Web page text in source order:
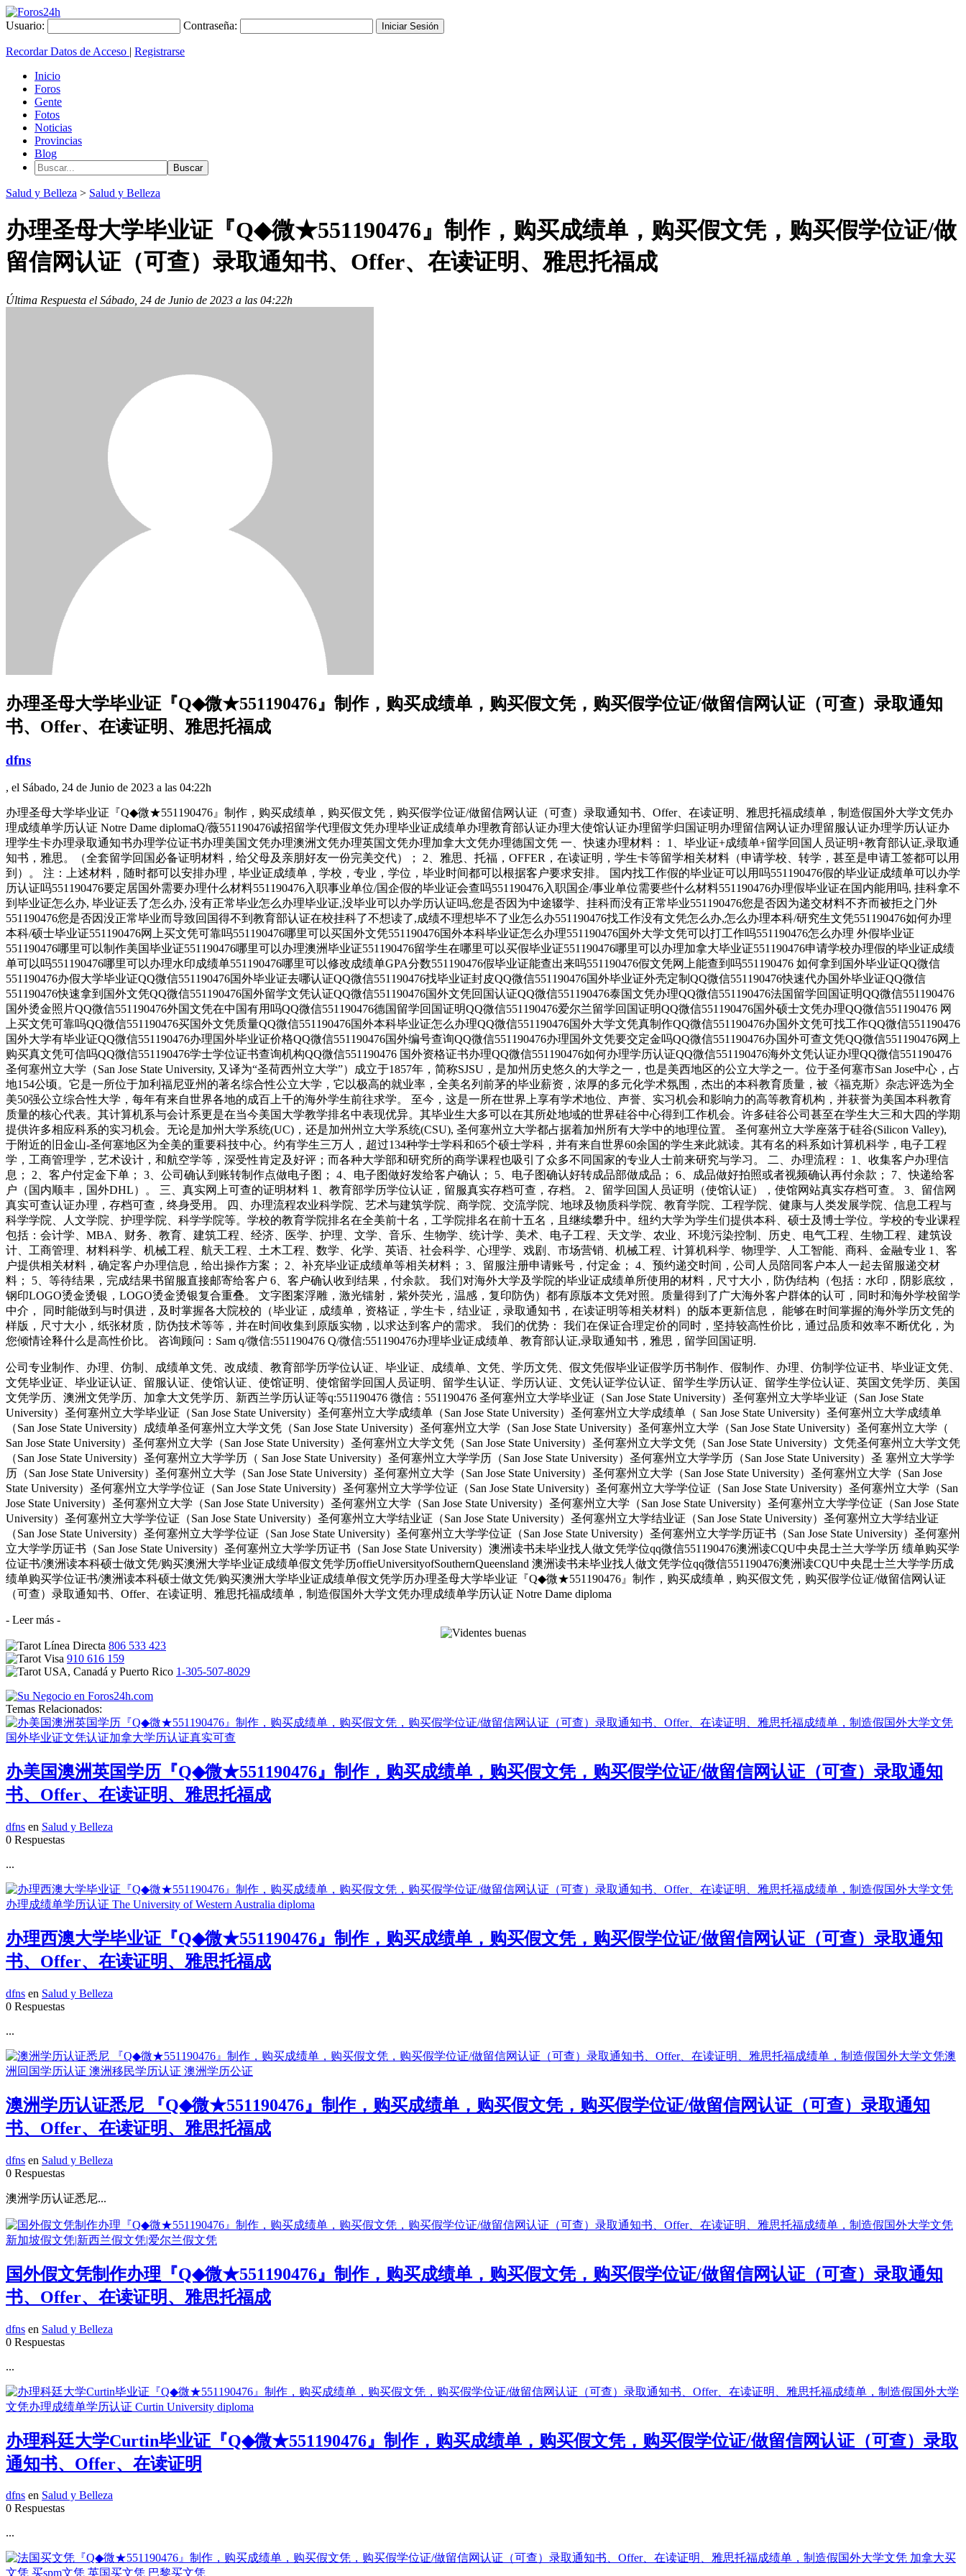
Usuario: Contraseña:
Recordar Datos de Acceso | Registrarse
Inicio
Foros
Gente
Fotos
Noticias
Provincias
Blog
Salud y Belleza > Salud y Belleza
办理圣母大学毕业证『Q◆微★551190476』制作，购买成绩单，购买假文凭，购买假学位证/做
留信网认证（可查）录取通知书、Offer、在读证明、雅思托福成
Última Respuesta el Sábado, 24 de Junio de 2023 a las 04:22h
办理圣母大学毕业证『Q◆微★551190476』制作，购买成绩单，购买假文凭，购买假学位证/做留信网认证（可查）录取通知
书、Offer、在读证明、雅思托福成
dfns
, el Sábado, 24 de Junio de 2023 a las 04:22h
办理圣母大学毕业证『Q◆微★551190476』制作，购买成绩单，购买假文凭，购买假学位证/做留信网认证（可查）录取通知书、Offer、在读证明、雅思托福成绩单，制造假国外大学文凭办
理成绩单学历认证 Notre Dame diplomaQ/薇551190476诚招留学代理假文凭办理毕业证成绩单办理教育部认证办理大使馆认证办理留学归国证明办理留信网认证办理留服认证办理学历认证办
理学生卡办理录取通知书办理学位证书办理美国文凭办理澳洲文凭办理英国文凭办理加拿大文凭办理德国文凭 一、快速办理材料： 1、毕业证+成绩单+留学回国人员证明+教育部认证,录取通
知书，雅思。（全套留学回国必备证明材料，给父母及亲朋好友一份完美交代）； 2、雅思、托福，OFFER，在读证明，学生卡等留学相关材料（申请学校、转学，甚至是申请工签都可以用
到）。 注：上述材料，随时都可以安排办理，毕业证成绩单，学校，专业，学位，毕业时间都可以根据客户要求安排。 国内找工作假的毕业证可以用吗551190476假的毕业证成绩单可以办学
历认证吗551190476要定居国外需要办理什么材料551190476入职事业单位/国企假的毕业证会查吗551190476入职国企/事业单位需要些什么材料551190476办理假毕业证在国内能用吗, 挂科拿不
到毕业证怎么办, 毕业证丢了怎么办, 没有正常毕业怎么办理毕业证,没毕业可以办学历认证吗,您是否因为中途辍学、挂科而没有正常毕业551190476您是否因为递交材料不齐而被拒之门外
551190476您是否因没正常毕业而导致回国得不到教育部认证在校挂科了不想读了,成绩不理想毕不了业怎么办551190476找工作没有文凭怎么办,怎么办理本科/研究生文凭551190476如何办理
本科/硕士毕业证551190476网上买文凭可靠吗551190476哪里可以买国外文凭551190476国外本科毕业证怎么办理551190476国外大学文凭可以打工作吗551190476怎么办理 外假毕业证
551190476哪里可以制作美国毕业证551190476哪里可以办理澳洲毕业证551190476留学生在哪里可以买假毕业证551190476哪里可以办理加拿大毕业证551190476申请学校办理假的毕业证成绩
单可以吗551190476哪里可以办理水印成绩单551190476哪里可以修改成绩单GPA分数551190476假毕业证能查出来吗551190476假文凭网上能查到吗551190476 如何拿到国外毕业证QQ微信
551190476办假大学毕业证QQ微信551190476国外毕业证去哪认证QQ微信551190476找毕业证封皮QQ微信551190476国外毕业证外壳定制QQ微信551190476快速代办国外毕业证QQ微信
551190476快速拿到国外文凭QQ微信551190476国外留学文凭认证QQ微信551190476国外文凭回国认证QQ微信551190476泰国文凭办理QQ微信551190476法国留学回国证明QQ微信551190476
国外烫金照片QQ微信551190476外国文凭在中国有用吗QQ微信551190476德国留学回国证明QQ微信551190476爱尔兰留学回国证明QQ微信551190476国外硕士文凭办理QQ微信551190476 网
上买文凭可靠吗QQ微信551190476买国外文凭质量QQ微信551190476国外本科毕业证怎么办理QQ微信551190476国外大学文凭真制作QQ微信551190476办国外文凭可找工作QQ微信551190476
国外大学有毕业证QQ微信551190476办理国外毕业证价格QQ微信551190476国外编号查询QQ微信551190476办理国外文凭要交定金吗QQ微信551190476办国外可查文凭QQ微信551190476网上
购买真文凭可信吗QQ微信551190476学士学位证书查询机构QQ微信551190476 国外资格证书办理QQ微信551190476如何办理学历认证QQ微信551190476海外文凭认证办理QQ微信551190476
圣何塞州立大学（San Jose State University, 又译为“圣荷西州立大学”）成立于1857年，简称SJSU，是加州历史悠久的大学之一，也是美西地区的公立大学之一。位于圣何塞市San Jose中心，占
地154公顷。它是一所位于加利福尼亚州的著名综合性公立大学，它以极高的就业率，全美名列前茅的毕业薪资，浓厚的多元化学术氛围，杰出的本科教育质量，被《福克斯》杂志评选为全
美50强公立综合性大学，每年有来自世界各地的成百上千的海外学生前往求学。 至今，这是一所在世界上享有学术地位、声誉、实习机会和影响力的高等教育机构，并获誉为美国本科教育
质量的核心代表。其计算机系与会计系更是在当今美国大学教学排名中表现优异。其毕业生大多可以在其所处地域的世界硅谷中心得到工作机会。许多硅谷公司甚至在学生大三和大四的学期
提供许多相应科系的实习机会。无论是加州大学系统(UC)，还是加州州立大学系统(CSU), 圣何塞州立大学都占据着加州所有大学中的地理位置。 圣何塞州立大学座落于硅谷(Silicon Valley),
于附近的旧金山-圣何塞地区为全美的重要科技中心。约有学生三万人，超过134种学士学科和65个硕士学科，并有来自世界60余国的学生来此就读。其有名的科系如计算机科学，电子工程
学，工商管理学，艺术设计，和航空学等，深受性肯定及好评；而各种大学部和研究所的商学课程也吸引了众多不同国家的专业人士前来研究与学习。 二、办理流程： 1、收集客户办理信
息； 2、客户付定金下单； 3、公司确认到账转制作点做电子图； 4、电子图做好发给客户确认； 5、电子图确认好转成品部做成品； 6、成品做好拍照或者视频确认再付余款； 7、快递给客
户（国内顺丰，国外DHL）。 三、真实网上可查的证明材料 1、教育部学历学位认证，留服真实存档可查，存档。 2、留学回国人员证明（使馆认证），使馆网站真实存档可查。 3、留信网
真实可查认证办理，存档可查，终身受用。 四、办理流程农业科学院、艺术与建筑学院、商学院、交流学院、地球及物质科学院、教育学院、工程学院、健康与人类发展学院、信息工程与
科学学院、人文学院、护理学院、科学学院等。学校的教育学院排名在全美前十名，工学院排名在前十五名，且继续攀升中。纽约大学为学生们提供本科、硕士及博士学位。学校的专业课程
包括：会计学、MBA、财务、教育、建筑工程、经济、医学、护理、文学、音乐、生物学、统计学、美术、电子工程、天文学、农业、环境污染控制、历史、电气工程、生物工程、建筑设
计、工商管理、材料科学、机械工程、航天工程、土木工程、数学、化学、英语、社会科学、心理学、戏剧、市场营销、机械工程、计算机科学、物理学、人工智能、商科、金融专业 1、客
户提供相关材料，确定客户办理信息，给出操作方案； 2、补充毕业证成绩单等相关材料； 3、留服注册申请账号，付定金； 4、预约递交时间，公司人员陪同客户本人一起去留服递交材
料； 5、等待结果，完成结果书留服直接邮寄给客户 6、客户确认收到结果，付余款。 我们对海外大学及学院的毕业证成绩单所使用的材料，尺寸大小，防伪结构（包括：水印，阴影底纹，
钢印LOGO烫金烫银，LOGO烫金烫银复合重叠。 文字图案浮雕，激光镭射，紫外荧光，温感，复印防伪）都有原版本文凭对照。质量得到了广大海外客户群体的认可，同时和海外学校留学
中介， 同时能做到与时俱进，及时掌握各大院校的（毕业证，成绩单，资格证，学生卡，结业证，录取通知书，在读证明等相关材料）的版本更新信息， 能够在时间掌握的海外学历文凭的
样版，尺寸大小，纸张材质，防伪技术等等，并在时间收集到原版实物，以求达到客户的需求。 我们的优势： 我们在保证合理定价的同时，坚持较高性价比，通过品质和效率不断优化，为
您倾情诠释什么是高性价比。 咨询顾问：Sam q/微信:551190476 Q/微信:551190476办理毕业证成绩单、教育部认证,录取通知书，雅思，留学回国证明.
公司专业制作、办理、仿制、成绩单文凭、改成绩、教育部学历学位认证、毕业证、成绩单、文凭、学历文凭、假文凭假毕业证假学历书制作、假制作、办理、仿制学位证书、毕业证文凭、
文凭毕业证、毕业证认证、留服认证、使馆认证、使馆证明、使馆留学回国人员证明、留学生认证、学历认证、文凭认证学位认证、留学生学历认证、留学生学位认证、英国文凭学历、美国
文凭学历、澳洲文凭学历、加拿大文凭学历、新西兰学历认证等q:551190476 微信：551190476 圣何塞州立大学毕业证（San Jose State University）圣何塞州立大学毕业证（San Jose State
University）圣何塞州立大学毕业证（San Jose State University）圣何塞州立大学成绩单（San Jose State University）圣何塞州立大学成绩单（ San Jose State University）圣何塞州立大学成绩单
（San Jose State University）成绩单圣何塞州立大学文凭（San Jose State University）圣何塞州立大学（San Jose State University）圣何塞州立大学（San Jose State University）圣何塞州立大学（
San Jose State University）圣何塞州立大学（San Jose State University）圣何塞州立大学文凭（San Jose State University）圣何塞州立大学文凭（San Jose State University）文凭圣何塞州立大学文凭
（San Jose State University）圣何塞州立大学学历（ San Jose State University）圣何塞州立大学学历（San Jose State University）圣何塞州立大学学历（San Jose State University）圣 塞州立大学学
历（San Jose State University）圣何塞州立大学（San Jose State University）圣何塞州立大学（San Jose State University）圣何塞州立大学（San Jose State University）圣何塞州立大学（San Jose
State University）圣何塞州立大学学位证（San Jose State University）圣何塞州立大学学位证（San Jose State University）圣何塞州立大学学位证（San Jose State University）圣何塞州立大学（San
Jose State University）圣何塞州立大学（San Jose State University）圣何塞州立大学（San Jose State University）圣何塞州立大学（San Jose State University）圣何塞州立大学学位证（San Jose State
University）圣何塞州立大学学位证（San Jose State University）圣何塞州立大学结业证（San Jose State University）圣何塞州立大学结业证（San Jose State University）圣何塞州立大学结业证
（San Jose State University）圣何塞州立大学学位证（San Jose State University）圣何塞州立大学学位证（San Jose State University）圣何塞州立大学学历证书（San Jose State University）圣何塞州
立大学学历证书（San Jose State University）圣何塞州立大学学历证书（San Jose State University）澳洲读书未毕业找人做文凭学位qq微信551190476澳洲读CQU中央昆士兰大学学历 绩单购买学
位证书/澳洲读本科硕士做文凭/购买澳洲大学毕业证成绩单假文凭学历offieUniversityofSouthernQueensland 澳洲读书未毕业找人做文凭学位qq微信551190476澳洲读CQU中央昆士兰大学学历成
绩单购买学位证书/澳洲读本科硕士做文凭/购买澳洲大学毕业证成绩单假文凭学历办理圣母大学毕业证『Q◆微★551190476』制作，购买成绩单，购买假文凭，购买假学位证/做留信网认证
（可查）录取通知书、Offer、在读证明、雅思托福成绩单，制造假国外大学文凭办理成绩单学历认证 Notre Dame diploma
- Leer más -
806 533 423
910 616 159
1-305-507-8029
Temas Relacionados:
办美国澳洲英国学历『Q◆微★551190476』制作，购买成绩单，购买假文凭，购买假学位证/做留信网认证（可查）录取通知
书、Offer、在读证明、雅思托福成
dfns en Salud y Belleza
0 Respuestas
...
办理西澳大学毕业证『Q◆微★551190476』制作，购买成绩单，购买假文凭，购买假学位证/做留信网认证（可查）录取通知
书、Offer、在读证明、雅思托福成
dfns en Salud y Belleza
0 Respuestas
...
澳洲学历认证悉尼 『Q◆微★551190476』制作，购买成绩单，购买假文凭，购买假学位证/做留信网认证（可查）录取通知
书、Offer、在读证明、雅思托福成
dfns en Salud y Belleza
0 Respuestas
澳洲学历认证悉尼...
国外假文凭制作办理『Q◆微★551190476』制作，购买成绩单，购买假文凭，购买假学位证/做留信网认证（可查）录取通知
书、Offer、在读证明、雅思托福成
dfns en Salud y Belleza
0 Respuestas
...
办理科廷大学Curtin毕业证『Q◆微★551190476』制作，购买成绩单，购买假文凭，购买假学位证/做留信网认证（可查）录取
通知书、Offer、在读证明
dfns en Salud y Belleza
0 Respuestas
...